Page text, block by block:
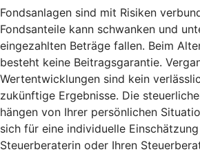
Fondsanlagen sind mit Risiken
Fondsanteile kann schwanken und
eingezahlten Beträge fallen. Beim
besteht keine Beitragsgarantie.
Wertentwicklungen sind kein
zukünftige Ergebnisse. Die
hängen von Ihrer persönlichen
sich für eine individuelle
Steuerberaterin oder Ihren